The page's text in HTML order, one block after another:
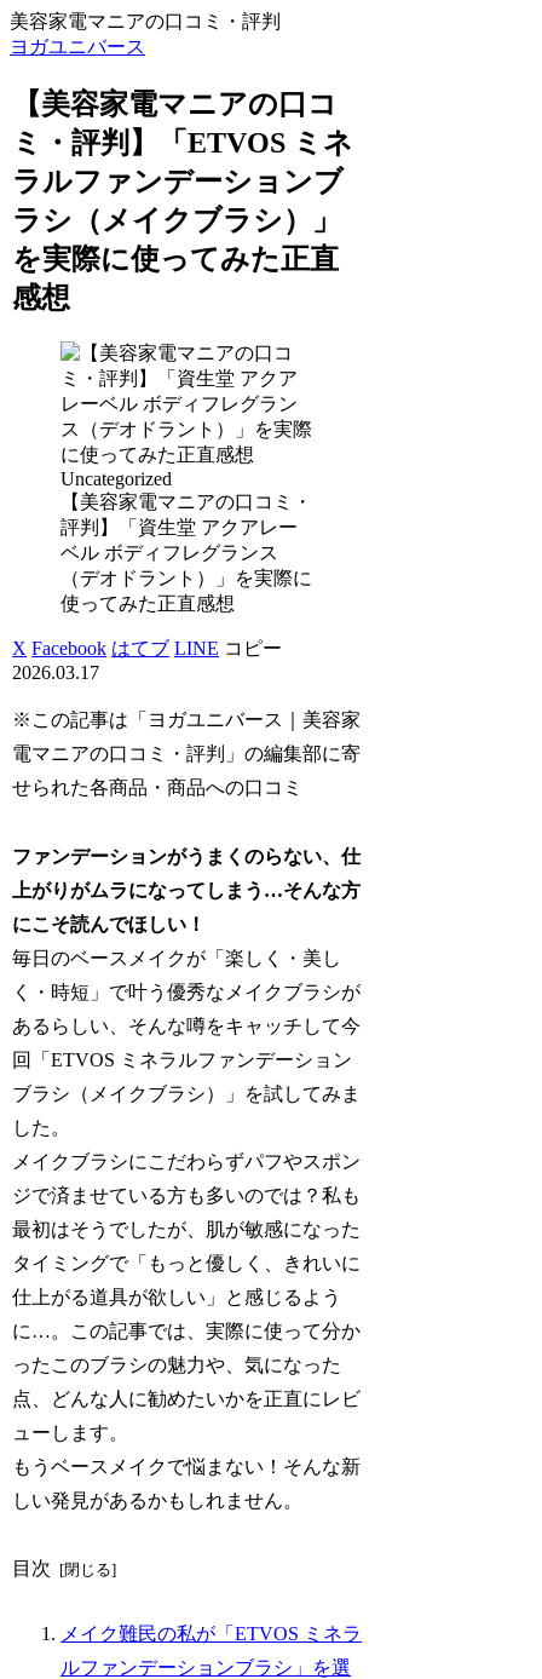
美容家電マニアの口コミ・評判
ヨガユニバース
【美容家電マニアの口コ
ミ・評判】「ETVOS ミネ
ラルファンデーションブ
ラシ（メイクブラシ）」
を実際に使ってみた正直
感想
Uncategorized
【美容家電マニアの口コミ・
評判】「資生堂 アクアレー
ベル ボディフレグランス
（デオドラント）」を実際に
使ってみた正直感想
X Facebook はてブ LINE コピー
2026.03.17
※この記事は「ヨガユニバース｜美容家
電マニアの口コミ・評判」の編集部に寄
せられた各商品・商品への口コミ
ファンデーションがうまくのらない、仕
上がりがムラになってしまう…そんな方
にこそ読んでほしい！
毎日のベースメイクが「楽しく・美し
く・時短」で叶う優秀なメイクブラシが
あるらしい、そんな噂をキャッチして今
回「ETVOS ミネラルファンデーション
ブラシ（メイクブラシ）」を試してみま
した。
メイクブラシにこだわらずパフやスポン
ジで済ませている方も多いのでは？私も
最初はそうでしたが、肌が敏感になった
タイミングで「もっと優しく、きれいに
仕上がる道具が欲しい」と感じるよう
に…。この記事では、実際に使って分か
ったこのブラシの魅力や、気になった
点、どんな人に勧めたいかを正直にレビ
ューします。
もうベースメイクで悩まない！そんな新
しい発見があるかもしれません。
目次
メイク難民の私が「ETVOS ミネラ
ルファンデーションブラシ」を選